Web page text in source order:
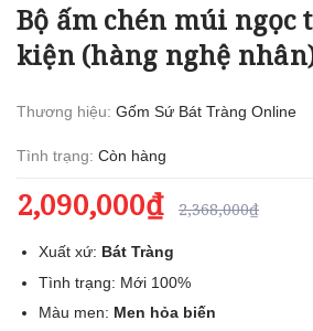
Bộ ấm chén múi ngọc
kiện (hàng nghệ
Thương hiệu: Gốm Sứ Bát Tràng Online
Tình trạng: Còn hàng
2,090,000₫ 2,368,000₫
Xuất xứ: Bát Tràng
Tình trạng: Mới 100%
Màu men: Men hỏa biến